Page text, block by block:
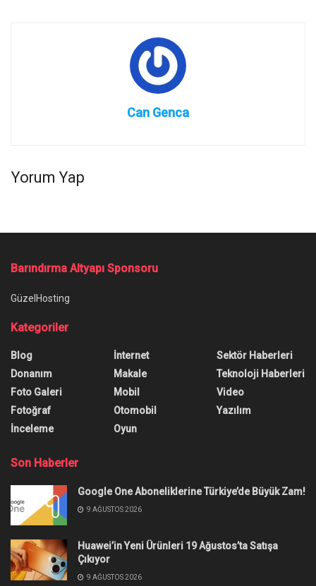
Can Genca
Yorum Yap
Barındırma Altyapı Sponsoru
GüzelHosting
Kategoriler
Blog
Donanım
Foto Galeri
Fotoğraf
İnceleme
İnternet
Makale
Mobil
Otomobil
Oyun
Sektör Haberleri
Teknoloji Haberleri
Video
Yazılım
Son Haberler
Google One Aboneliklerine Türkiye’de Büyük Zam!
9 AĞUSTOS 2026
Huawei’in Yeni Ürünleri 19 Ağustos’ta Satışa
Çıkıyor
9 AĞUSTOS 2026